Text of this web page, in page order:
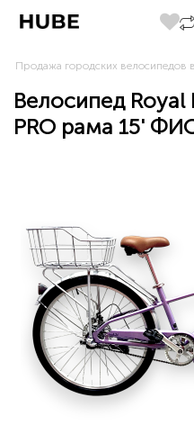
Продажа городских велосипедов
Велосипед Royal
PRO рама 15'